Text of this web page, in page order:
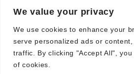
We value your privacy
We use cookies to enhance your
serve personalized ads or
traffic. By clicking "Accept All",
of cookies.